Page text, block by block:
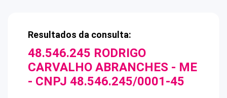
Resultados da consulta:
48.546.245 RODRIGO
CARVALHO ABRANCHES - ME
- CNPJ 48.546.245/0001-45